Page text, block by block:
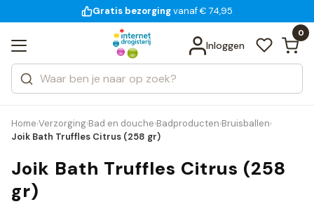
voor 18:00 uur besteld
Gratis bezorgingvanaf € 74,95
14 dagen bedenktijd
Inloggen
0
Zoeken
Categorieën
Merken
Bekijk alle resultaten
Home›Verzorging›Bad en douche›Badproducten›Bruisballen›
Joik Bath Truffles Citrus (258 gr)
Joik Bath Truffles Citrus (258
gr)